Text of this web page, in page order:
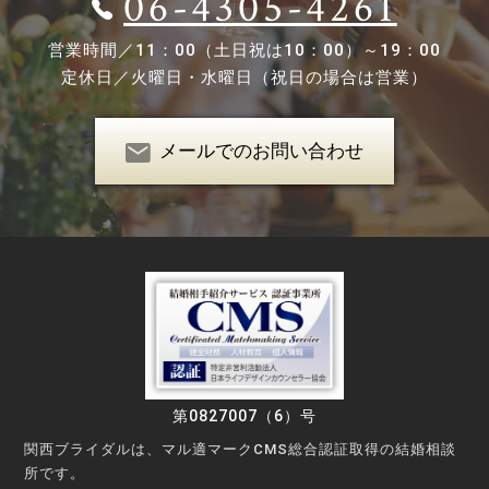
営業時間／ 11：00（土日祝は10：00）～19：00
定休日／火曜日・水曜日（祝日の場合は営業）
メールでのお問い合わせ
第0827007（6）号
関西ブライダルは、マル適マークCMS総合認証取得の結婚相談
所です。